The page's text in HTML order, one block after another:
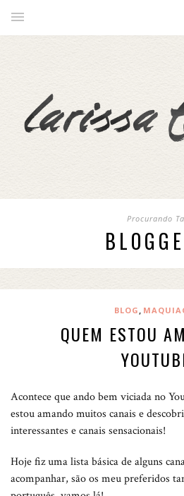
Procurando
BLOG ,
QUEM ESTOU
Acontece que ando bem viciada no
estou amando muitos canais e
interessantes e canais sensacionais!
Hoje fiz uma lista básica de alguns
acompanhar, são os meu preferidos